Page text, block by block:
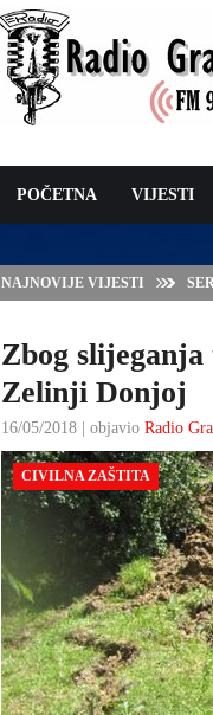
POČETNA VIJESTI
NAJNOVIJE VIJESTI
Zbog
Zelinji Donjoj
16/05/2018 | objavio Radio
CIVILNA ZAŠTITA